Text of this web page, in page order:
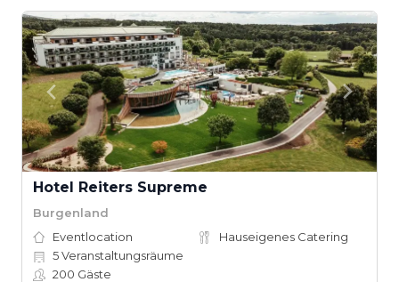
Hotel Reiters Supreme
Burgenland
Eventlocation
Hauseigenes Catering
5Veranstaltungsräume
200 Gäste